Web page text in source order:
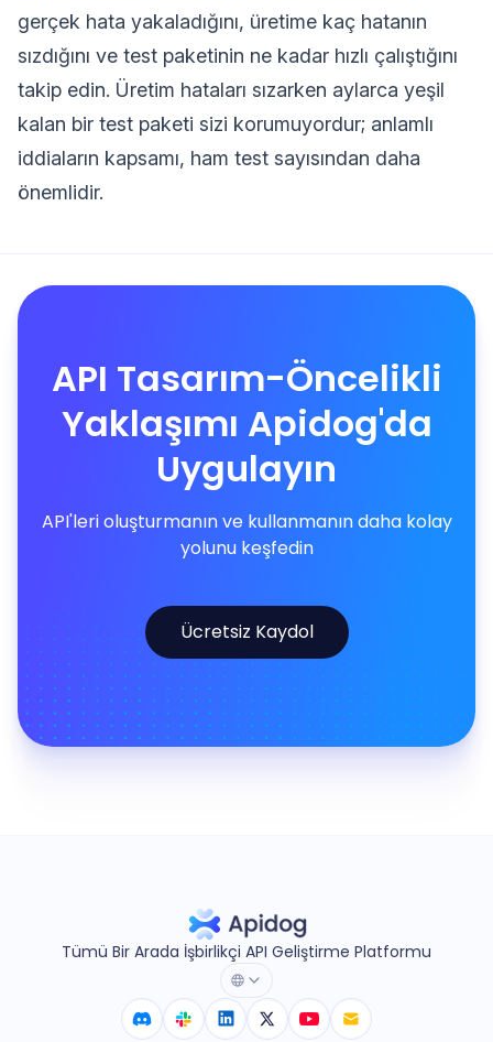
gerçek hata yakaladığını, üretime kaç hatanın
sızdığını ve test paketinin ne kadar hızlı çalıştığını
takip edin. Üretim hataları sızarken aylarca yeşil
kalan bir test paketi sizi korumuyordur; anlamlı
iddiaların kapsamı, ham test sayısından daha
önemlidir.
API Tasarım-Öncelikli
Yaklaşımı Apidog'da
Uygulayın
API'leri oluşturmanın ve kullanmanın daha kolay
yolunu keşfedin
Ücretsiz Kaydol
Tümü Bir Arada İşbirlikçi API Geliştirme Platformu